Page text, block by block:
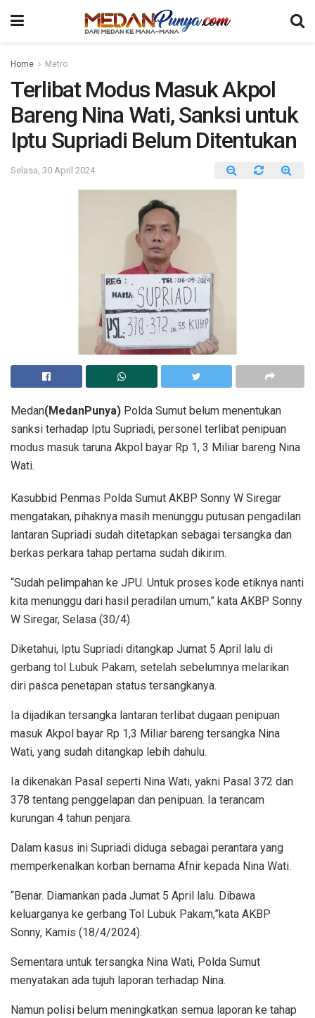
Home Metro
Terlibat Modus Masuk Akpol
Bareng Nina Wati, Sanksi untuk
Iptu Supriadi Belum Ditentukan
Selasa, 30 April 2024
Medan(MedanPunya) Polda Sumut belum menentukan
sanksi terhadap Iptu Supriadi, personel terlibat penipuan
modus masuk taruna Akpol bayar Rp 1, 3 Miliar bareng Nina
Wati.
Kasubbid Penmas Polda Sumut AKBP Sonny W Siregar
mengatakan, pihaknya masih menunggu putusan pengadilan
lantaran Supriadi sudah ditetapkan sebagai tersangka dan
berkas perkara tahap pertama sudah dikirim.
“Sudah pelimpahan ke JPU. Untuk proses kode etiknya nanti
kita menunggu dari hasil peradilan umum,” kata AKBP Sonny
W Siregar, Selasa (30/4).
Diketahui, Iptu Supriadi ditangkap Jumat 5 April lalu di
gerbang tol Lubuk Pakam, setelah sebelumnya melarikan
diri pasca penetapan status tersangkanya.
Ia dijadikan tersangka lantaran terlibat dugaan penipuan
masuk Akpol bayar Rp 1,3 Miliar bareng tersangka Nina
Wati, yang sudah ditangkap lebih dahulu.
Ia dikenakan Pasal seperti Nina Wati, yakni Pasal 372 dan
378 tentang penggelapan dan penipuan. Ia terancam
kurungan 4 tahun penjara.
Dalam kasus ini Supriadi diduga sebagai perantara yang
memperkenalkan korban bernama Afnir kepada Nina Wati.
“Benar. Diamankan pada Jumat 5 April lalu. Dibawa
keluarganya ke gerbang Tol Lubuk Pakam,”kata AKBP
Sonny, Kamis (18/4/2024).
Sementara untuk tersangka Nina Wati, Polda Sumut
menyatakan ada tujuh laporan terhadap Nina.
Namun polisi belum meningkatkan semua laporan ke tahap